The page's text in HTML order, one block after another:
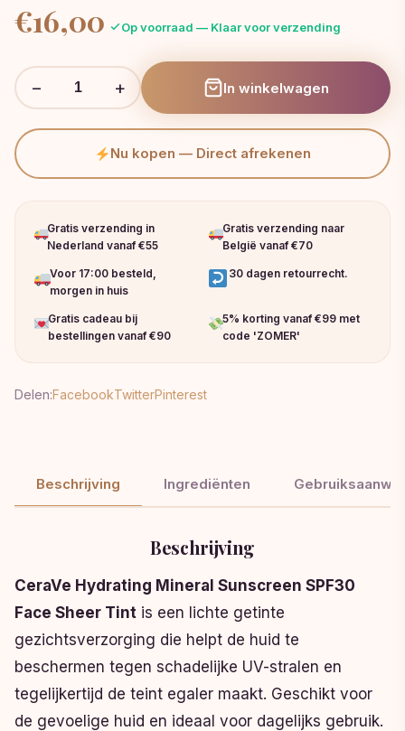
€16,00 Op voorraad — Klaar voor verzending
− + In winkelwagen
Nu kopen — Direct afrekenen
Gratis verzending in
Nederland vanaf €55
Gratis verzending naar
België vanaf €70
Voor 17:00 besteld,
morgen in huis
30 dagen retourrecht.
Gratis cadeau bij
bestellingen vanaf €90
5% korting vanaf €99 met
code 'ZOMER'
Delen:FacebookTwitterPinterest
Beschrijving Ingrediënten
Beschrijving
CeraVe Hydrating Mineral Sunscreen SPF30
Face Sheer Tint is een lichte getinte
gezichtsverzorging die helpt de huid te
beschermen tegen schadelijke UV-stralen en
tegelijkertijd de teint egaler maakt. Geschikt voor
de gevoelige huid en ideaal voor dagelijks gebruik.